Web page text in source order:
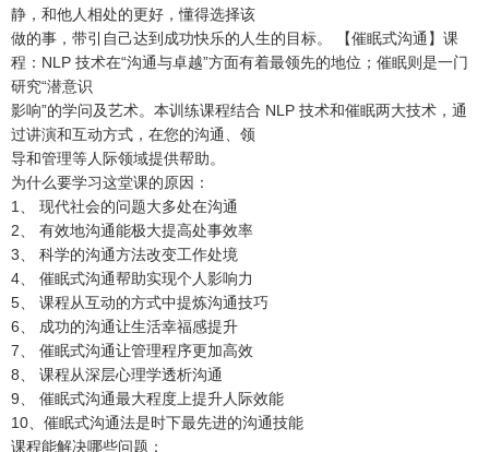
静，和他人相处的更好，懂得选择该
做的事，带引自己达到成功快乐的人生的目标。 【催眠式沟通】课
程：NLP 技术在“沟通与卓越”方面有着最领先的地位；催眠则是一门
研究“潜意识
影响”的学问及艺术。本训练课程结合 NLP 技术和催眠两大技术，通
过讲演和互动方式，在您的沟通、领
导和管理等人际领域提供帮助。
为什么要学习这堂课的原因：
1、 现代社会的问题大多处在沟通
2、 有效地沟通能极大提高处事效率
3、 科学的沟通方法改变工作处境
4、 催眠式沟通帮助实现个人影响力
5、 课程从互动的方式中提炼沟通技巧
6、 成功的沟通让生活幸福感提升
7、 催眠式沟通让管理程序更加高效
8、 课程从深层心理学透析沟通
9、 催眠式沟通最大程度上提升人际效能
10、催眠式沟通法是时下最先进的沟通技能
课程能解决哪些问题：